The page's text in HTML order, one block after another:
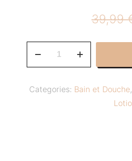
39,99
Categories: Bain et Douche,